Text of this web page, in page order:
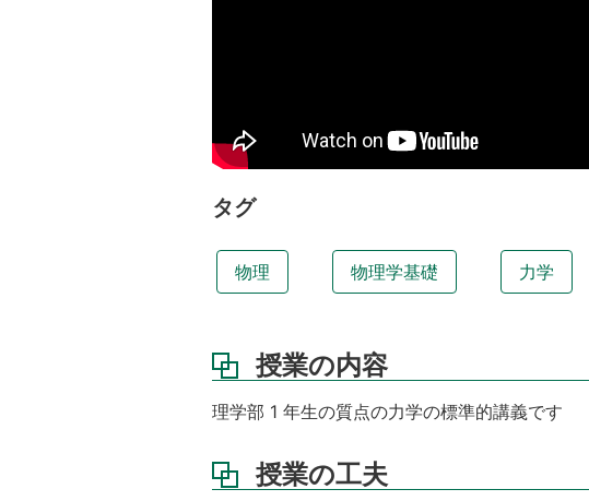
タグ
物理 物理学基礎 力学
授業の内容
理学部 1 年生の質点の力学の標準的講義です
授業の工夫